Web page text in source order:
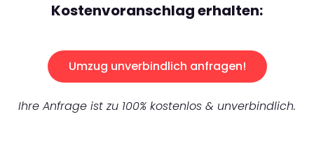
Kostenvoranschlag erhalten:
Umzug unverbindlich anfragen!
Ihre Anfrage ist zu 100% kostenlos & unverbindlich.